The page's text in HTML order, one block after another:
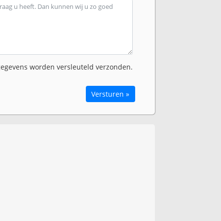
worden versleuteld verzonden.
Versturen »